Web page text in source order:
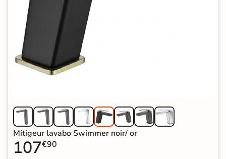
Mitigeur lavabo Swimmer noir/ or
107€90